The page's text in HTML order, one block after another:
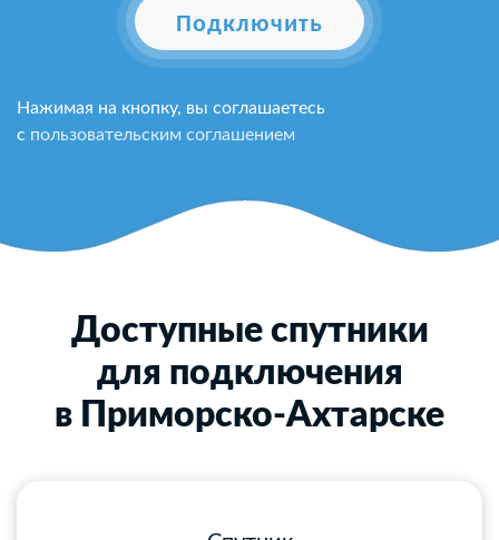
Подключить
Нажимая на кнопку, вы соглашаетесь
с пользовательским соглашением
Доступные спутники
для подключения
в Приморско-Ахтарске